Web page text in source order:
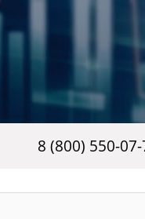
8 (800) 550-